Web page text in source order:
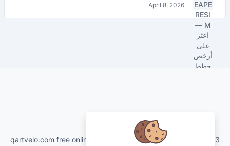
April 8, 2026
qartvelo.com free online tools and services made by KAKHA13